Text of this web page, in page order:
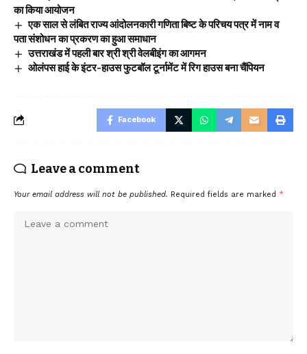
का किया आयोजन
एक साल से लंबित राज्य आंदोलनकारी गणिता बिष्ट के परिचय पत्र में नाम व
पता संशोधन का प्रकरण का हुआ समाधान
उत्तराखंड में पहली बार श्री श्री वेलबीइंग का आगमन
ओलंपस हाई के इंटर-हाउस फुटबॉल टूर्नामेंट में रिग हाउस बना चैंपियन
Facebook
Leave a comment
Your email address will not be published. Required fields are marked *